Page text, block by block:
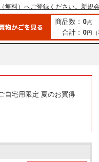
無料）へご登録ください。新規
商品数： 0点
合計： 0円
自宅用限定 夏のお買得